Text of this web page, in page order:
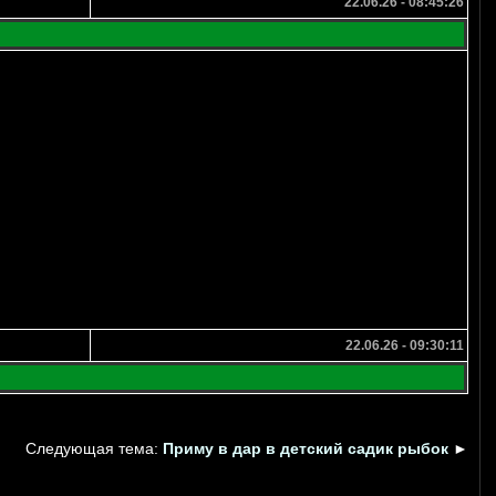
22.06.26 - 09:30:11
Следующая тема: Приму в дар в детский садик рыбок ►